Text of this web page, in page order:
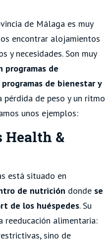
de Málaga es muy
encontrar alojamientos
y necesidades. Son muy
programas de
programas de bienestar y
pérdida de peso y un ritmo
unos ejemplos:
Health &
está situado en
de nutrición donde se
de los huéspedes. Su
reeducación alimentaria:
sino de